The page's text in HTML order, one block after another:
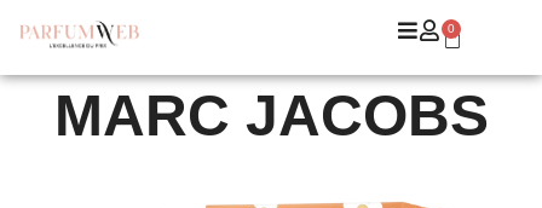
0
MARC JACOBS